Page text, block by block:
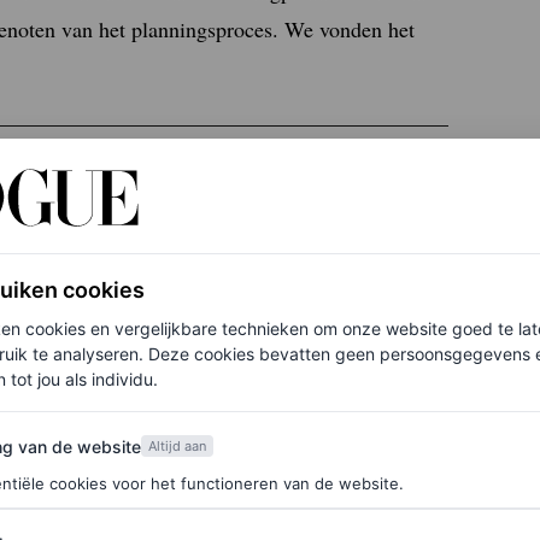
van het planningsproces. We vonden het
Zweedse platteland
trouwjurk: ze had altijd al geweten dat ze in
over het kiezen van de jurk”,
in gedachten, dus ik begon met het
die me fascineerde kwam uit de herfstcollectie
cookies
cookies en vergelijkbare technieken om onze website goed te
te analyseren. Deze cookies bevatten geen persoonsgegevens
tot jou als individu.
de website
van de website Altijd aan
cookies voor het functioneren van de website.